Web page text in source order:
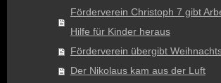
Förderverein Christoph 7 gibt
Hilfe für Kinder heraus
Förderverein übergibt
Der Nikolaus kam aus der Luft